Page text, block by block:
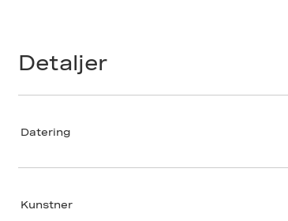
Detaljer
Datering
Kunstner